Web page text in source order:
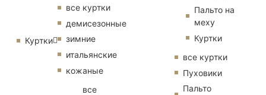
Куртки
все куртки
демисезонные
зимние
итальянские
кожаные
все
Пальто на
меху
Куртки
все куртки
Пуховики
Пальто